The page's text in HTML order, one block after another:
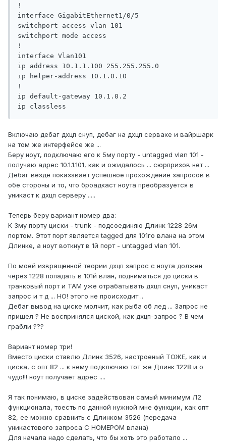
!
interface GigabitEthernet1/0/5
switchport access vlan 101
switchport mode access
!
interface Vlan101
ip address 10.1.1.100 255.255.255.0
ip helper-address 10.1.0.10
!
ip default-gateway 10.1.0.2
ip classless
Включаю дебаг дхцп снуп, дебаг на дхцп серваке и вайршарк
на том же интерфейсе же ...
Беру ноут, подключаю его к 5му порту - untagged vlan 101 -
получаю адрес 10.1.1.101, как и ожидалось ... сюрпризов нет ...
Дебаг везде показsвает успешное прохождение запросов в
обе стороны и то, что броадкаст ноута преобразуется в
уникаст к дхцп серверу .....
Теперь беру вариант номер два:
К 3му порту циски - trunk - подсоединяю Длинк 1228 26м
портом. Этот порт является tagged для 101го влана на этом
Длинке, а ноут воткнут в 1й порт - untagged vlan 101.
По моей извращенной теории дхцп запрос с ноута должен
через 1228 попадать в 101й влан, подниматься до циски в
транковый порт и ТАМ уже отрабатывать дхцп снуп, уникаст
запрос и т д ... НО! этого не происходит ..
Дебаг вывод на циске молчит, как рыба об лед ... Запрос не
пришел ? Не воспринялся циской, как дхцп-запрос ? В чем
грабли ???
Вариант номер три!
Вместо циски ставлю Длинк 3526, настроеный ТОЖЕ, как и
циска, с опт 82 ... к нему подключаю тот же Длинк 1228 и о
чудо!!! ноут получает адрес ....
Я так понимаю, в циске задействован самый минимум Л2
функционала, тоесть по данной нужной мне функции, как опт
82, ее можно сравнить с Длинком 3526 (передача
уникастового запроса С НОМЕРОМ влана)
Для начала надо сделать, что бы хоть это работало ...